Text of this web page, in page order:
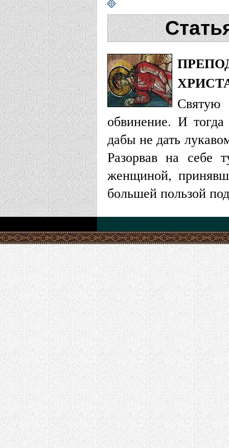
Святую
обвинение. И
дабы не дать
Разорвав на себе
женщиной,
большей пользой